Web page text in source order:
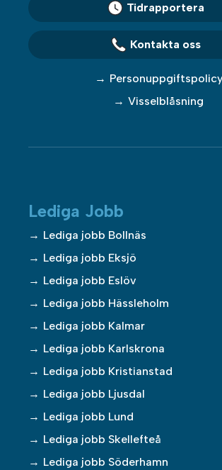
Tidrapportera
Kontakta oss
Personuppgiftspolicy
Visselblåsning
Lediga Jobb
Lediga jobb Bollnäs
Lediga jobb Eksjö
Lediga jobb Eslöv
Lediga jobb Hässleholm
Lediga jobb Kalmar
Lediga jobb Karlskrona
Lediga jobb Kristianstad
Lediga jobb Ljusdal
Lediga jobb Lund
Lediga jobb Skellefteå
Lediga jobb Söderhamn